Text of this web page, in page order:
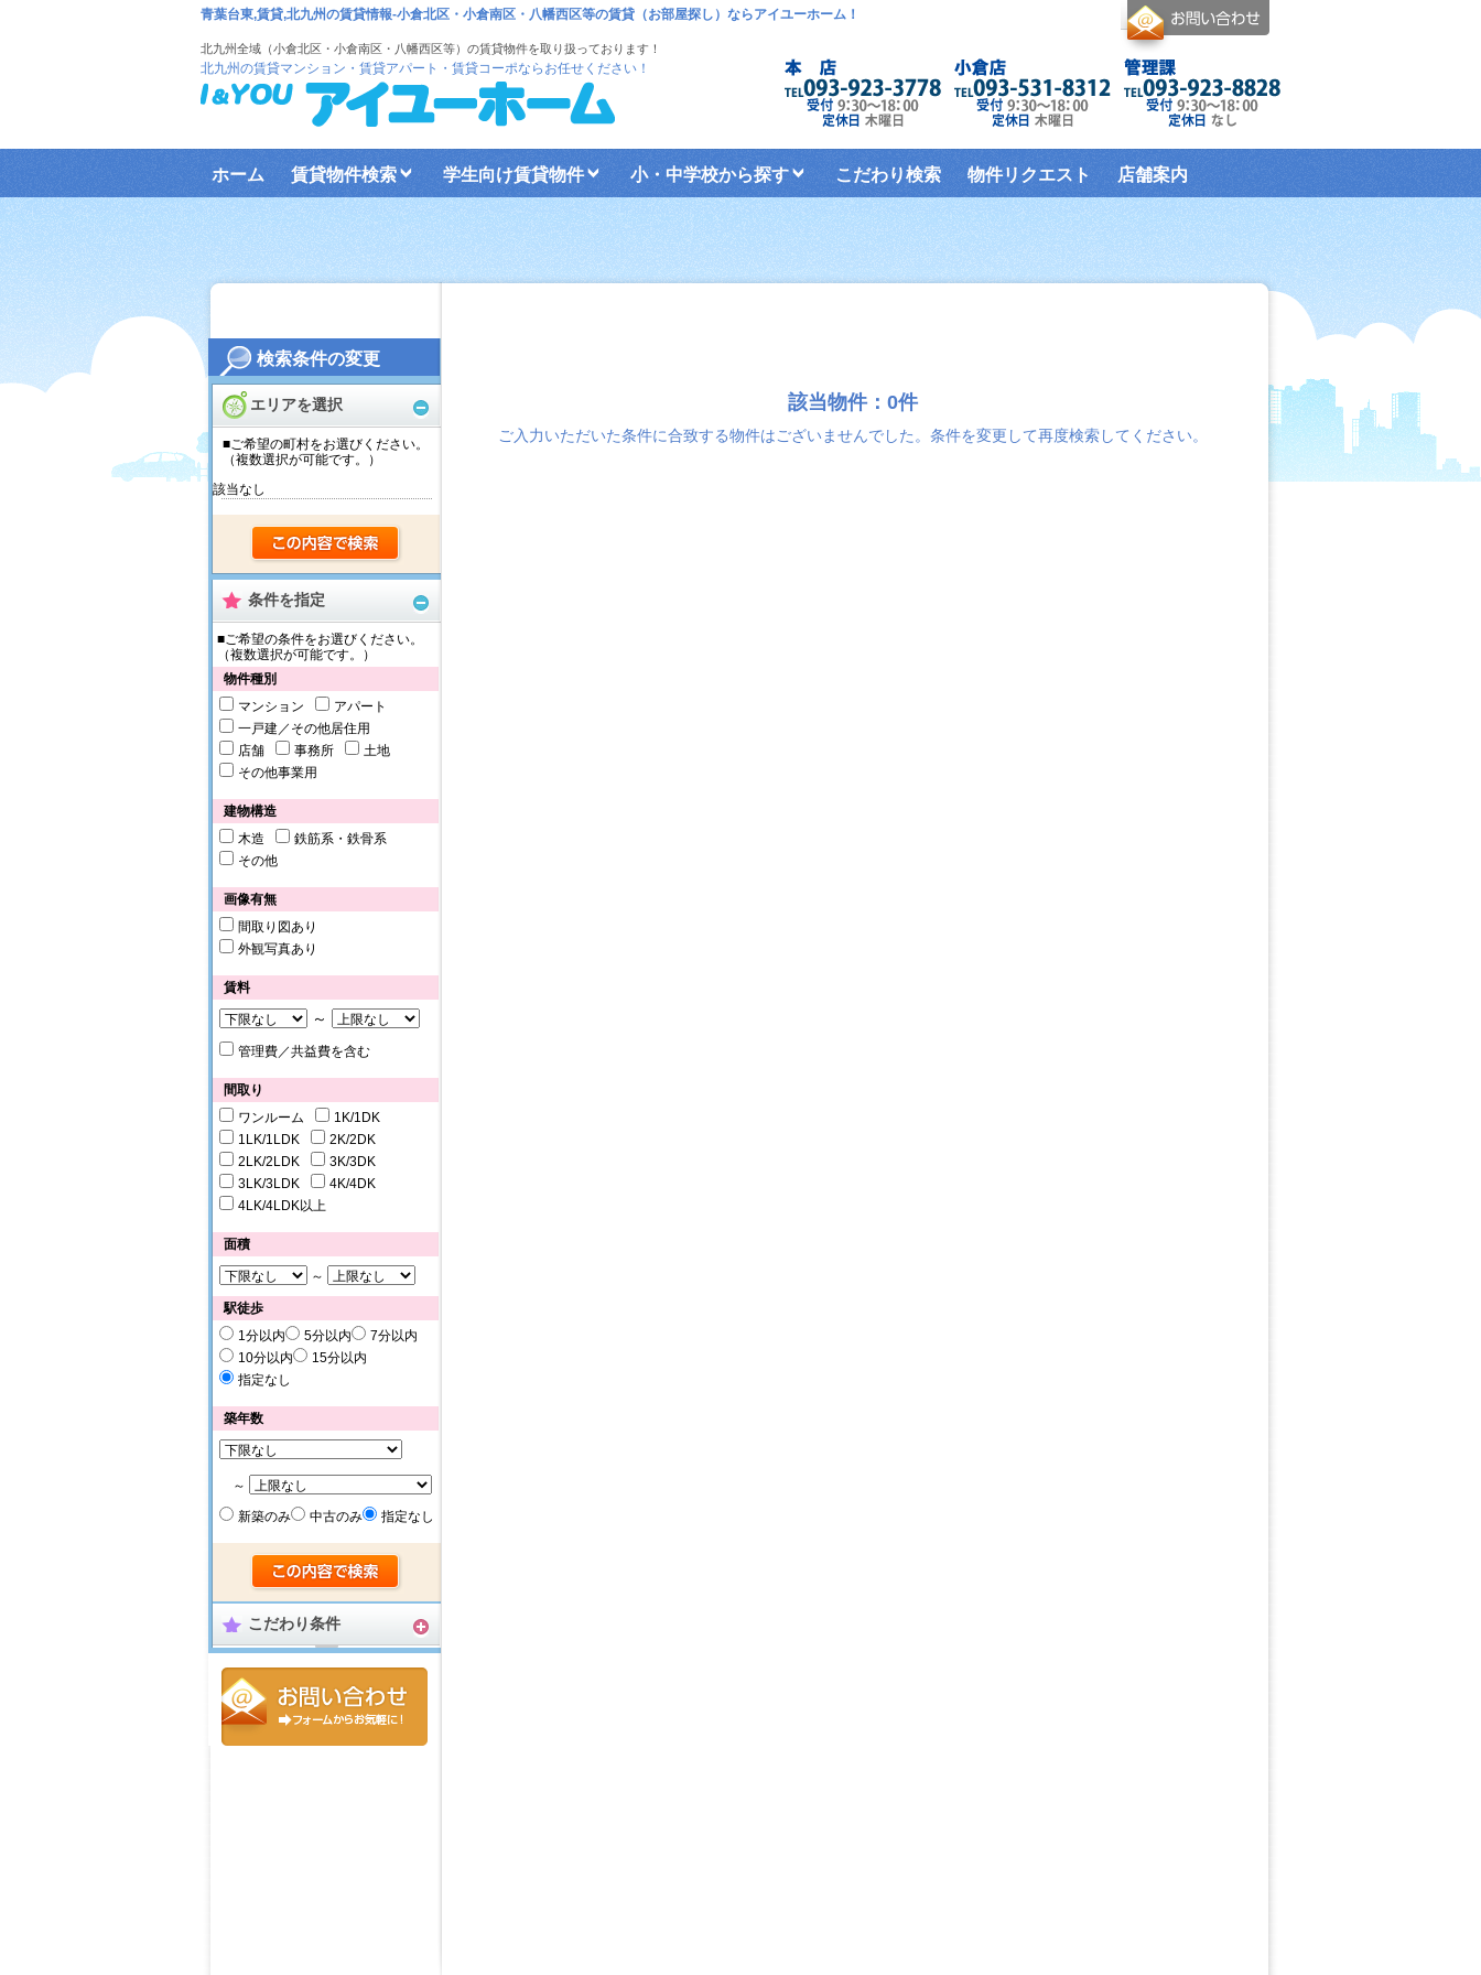
検索条件の変更
エリアを選択
■ご希望の町村をお選びください。
（複数選択が可能です。）
該当なし
条件を指定
■ご希望の条件をお選びください。
（複数選択が可能です。）
物件種別
マンション
アパート
一戸建／その他居住用
店舗
事務所
土地
その他事業用
建物構造
木造
鉄筋系・鉄骨系
その他
画像有無
間取り図あり
外観写真あり
賃料
～
管理費／共益費を含む
間取り
ワンルーム
1K/1DK
1LK/1LDK
2K/2DK
2LK/2LDK
3K/3DK
3LK/3LDK
4K/4DK
4LK/4LDK以上
面積
～
駅徒歩
1分以内
5分以内
7分以内
10分以内
15分以内
指定なし
築年数
～
新築のみ
中古のみ 指定なし
こだわり条件
青葉台東,賃貸,北九州の賃貸情報-小倉北区・小倉南区・八幡西区等の賃貸（お部屋探し）ならアイユーホーム！
北九州全域（小倉北区・小倉南区・八幡西区等）の賃貸物件を取り扱っております！
北九州の賃貸マンション・賃貸アパート・賃貸コーポならお任せください！
ホーム 賃貸物件検索 学生向け賃貸物件 小・中学校から探す こだわり検索 物件リクエスト 店舗案内
該当物件：0件
ご入力いただいた条件に合致する物件はございませんでした。条件を変更して再度検索してください。